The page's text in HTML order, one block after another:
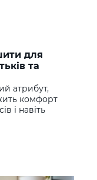
для
та
атрибут,
комфорт
і навіть